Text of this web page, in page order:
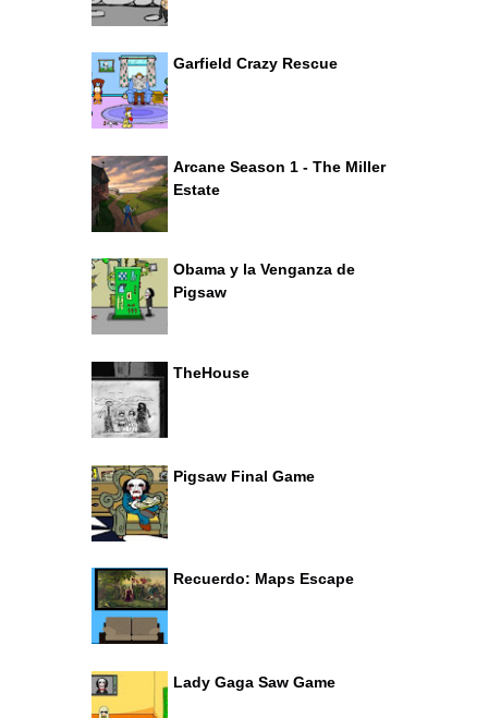
Garfield Crazy Rescue
Arcane Season 1 - The Miller
Estate
Obama y la Venganza de
Pigsaw
TheHouse
Pigsaw Final Game
Recuerdo: Maps Escape
Lady Gaga Saw Game